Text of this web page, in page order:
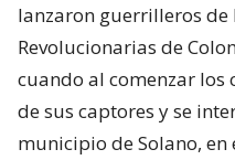
lanzaron guerrilleros de
Revolucionarias de
cuando al comenzar los
de sus captores y se
municipio de Solano,